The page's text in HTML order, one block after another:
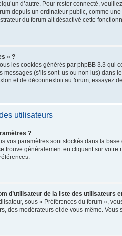
d’autre. Pour rester connecté,
depuis un ordinateur public, comme
du forum ait désactivé cette
» ?
les cookies générés par phpBB 3.3
messages (s’ils sont lus ou non lus)
et de déconnexion au forum, essayez
utilisateurs
?
vos paramètres sont stockés dans la
trouve généralement en cliquant sur
d’utilisateur de la liste des utilisateurs
sous « Préférences du forum »,
des modérateurs et de vous-même.